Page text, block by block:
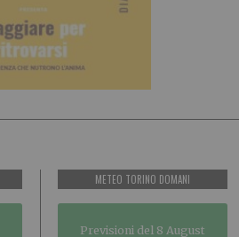
METEO TORINO DOMANI
Previsioni del 8 August